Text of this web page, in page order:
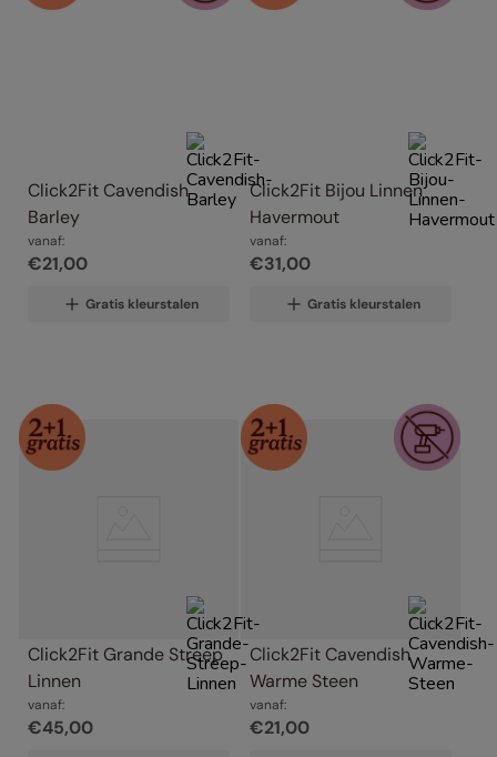
Click2Fit Cavendish
Barley
vanaf:
€21,00
Gratis kleurstalen
Click2Fit Bijou Linnen
Havermout
vanaf:
€31,00
Gratis kleurstalen
Click2Fit Grande Streep
Linnen
vanaf:
€45,00
Click2Fit Cavendish
Warme Steen
vanaf:
€21,00